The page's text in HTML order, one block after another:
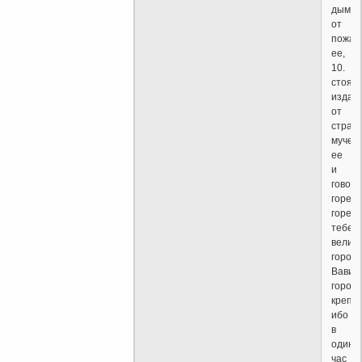
дым
от
ее,
10.
стоя
от
страха
ее
и
горе,
горе
тебе,
город
город
ибо
в
один
час